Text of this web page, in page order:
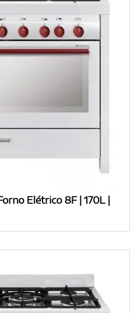
Elétrico 8F | 170L |